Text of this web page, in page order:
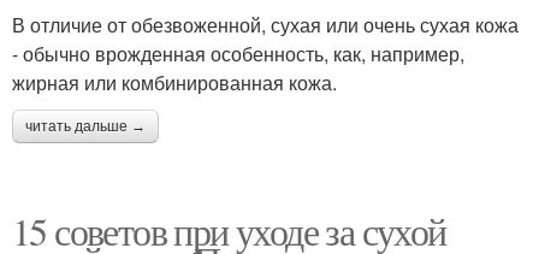
В отличие от обезвоженной, сухая или очень сухая кожа
- обычно врожденная особенность, как, например,
жирная или комбинированная кожа.
читать дальше →
15 советов при уходе за сухой